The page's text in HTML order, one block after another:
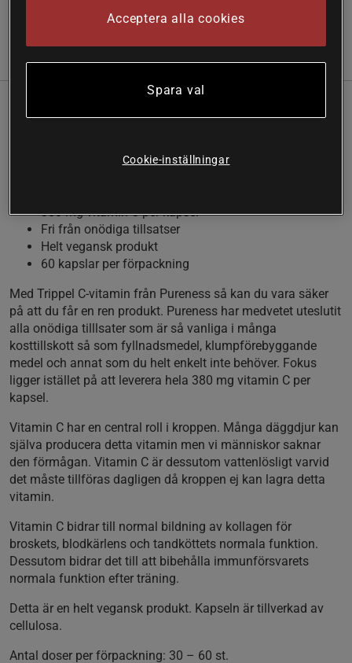
Information Recensioner(3) Näring & Ingredienser
hela 3980 mg vitamin C per kapsel. Denna produkt är helt
380 mg vitamin C per kapsel
Fri från onödiga tillsatser
Helt vegansk produkt
60 kapslar per förpackning
Med Trippel C-vitamin från Pureness så kan du vara säker
på att du får en ren produkt. Pureness har medvetet uteslutit
alla onödiga tilllsater som är så vanliga i många
kosttillskott så som fyllnadsmedel, klumpförebyggande
medel och annat som du helt enkelt inte behöver. Fokus
ligger istället på att leverera hela 380 mg vitamin C per
kapsel.
Vitamin C har en central roll i kroppen. Många däggdjur kan
själva producera detta vitamin men vi människor saknar
den förmågan. Vitamin C är dessutom vattenlösligt varvid
det måste tillföras dagligen då kroppen ej kan lagra detta
vitamin.
Vitamin C bidrar till normal bildning av kollagen för
broskets, blodkärlens och tandköttets normala funktion.
Dessutom bidrar det till att bibehålla immunförsvarets
normala funktion efter träning.
Detta är en helt vegansk produkt. Kapseln är tillverkad av
cellulosa.
Antal doser per förpackning: 30 – 60 st.
Acceptera alla cookies
Spara val
Cookie-inställningar